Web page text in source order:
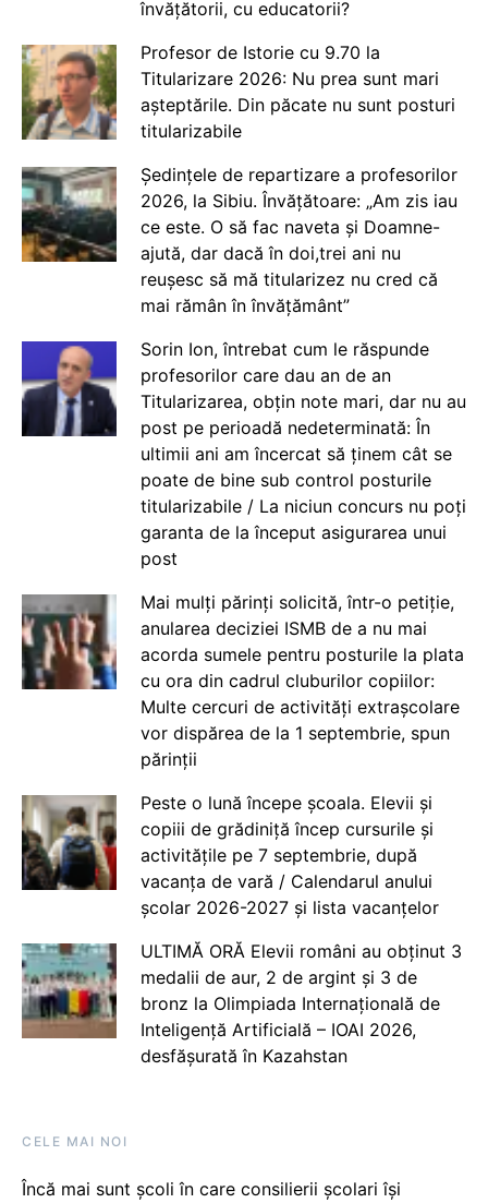
învățătorii, cu educatorii?
Profesor de Istorie cu 9.70 la
Titularizare 2026: Nu prea sunt mari
așteptările. Din păcate nu sunt posturi
titularizabile
Ședințele de repartizare a profesorilor
2026, la Sibiu. Învățătoare: „Am zis iau
ce este. O să fac naveta și Doamne-
ajută, dar dacă în doi,trei ani nu
reușesc să mă titularizez nu cred că
mai rămân în învățământ”
Sorin Ion, întrebat cum le răspunde
profesorilor care dau an de an
Titularizarea, obțin note mari, dar nu au
post pe perioadă nedeterminată: În
ultimii ani am încercat să ținem cât se
poate de bine sub control posturile
titularizabile / La niciun concurs nu poți
garanta de la început asigurarea unui
post
Mai mulți părinți solicită, într-o petiție,
anularea deciziei ISMB de a nu mai
acorda sumele pentru posturile la plata
cu ora din cadrul cluburilor copiilor:
Multe cercuri de activități extrașcolare
vor dispărea de la 1 septembrie, spun
părinții
Peste o lună începe școala. Elevii și
copiii de grădiniță încep cursurile și
activitățile pe 7 septembrie, după
vacanța de vară / Calendarul anului
școlar 2026-2027 și lista vacanțelor
ULTIMĂ ORĂ Elevii români au obținut 3
medalii de aur, 2 de argint și 3 de
bronz la Olimpiada Internațională de
Inteligență Artificială – IOAI 2026,
desfășurată în Kazahstan
CELE MAI NOI
Încă mai sunt școli în care consilierii școlari își